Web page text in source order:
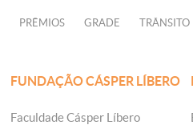
PRÊMIOS GRADE TRÂNSITO
FUNDAÇÃO CÁSPER LÍBERO
Faculdade Cásper Líbero